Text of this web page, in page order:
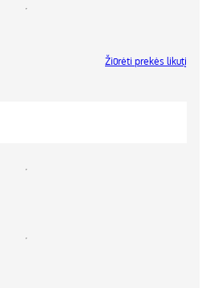
Žiūrėti prekės likutį